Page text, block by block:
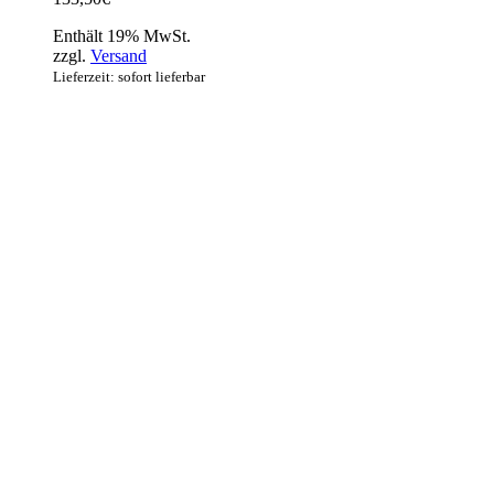
Enthält 19% MwSt.
zzgl. Versand
Lieferzeit: sofort lieferbar